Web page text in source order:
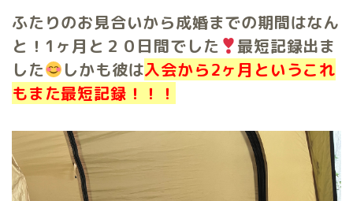
ふたりのお見合いから成婚までの期間はなん
と！1ヶ月と２０日間でした
最短記録出ま
した
しかも彼は入会から2ヶ月というこれ
もまた最短記録！！！